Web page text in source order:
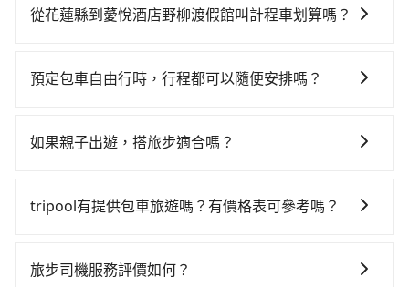
車花費約5,200元、車程約225分鐘。抵達高鐵站後，步
站，每人票價40元，再用15分鐘出站、等待車站前排班
加上轉車時間共5小時24分鐘，假設一人獨行，交通費總
時要叫小黃的難度是雙北大城市的200倍。縱使幸運攔到
tripool並到府專車接送，則僅需花費約5,760元，費時3
時不需要閉目養神（因為要自己開車），最重要的是你
$115~205承租小轎車，每公里再額外加收$3.2，從花蓮
達目的地後多久原路返回），雖已將eTag和可能的每小
車型，如Toyota Yaris、Prius C、Vios這類乘坐體驗較
況，打開車門才發現仍有上一組乘客遺留的垃圾或者撞
從花蓮縣到薆悅酒店野柳渡假館叫計程車划算嗎？
灣大車隊，如果在路邊攔不到車，也可考慮打電話至附
約為3,990~6,000元間，若改選tripool的專車服務可再
雙北的0.5%，也就是說要臨時叫到小黃的難度是台北或
客人。它們通常只在特定地點等候，或者必須透過叫車
預定包車自由行時，行程都可以隨便安排嗎？
沒有到達海拔1500公里以上的山區，行程都是可以依照
如果親子出遊，搭旅步適合嗎？
椅及兒童用增高墊供您選購(租借300元/個)，讓您和孩子
tripool有提供包車旅遊嗎？有價格表可參考嗎？
的包車旅遊，從單純的單趟接送到算時間的計時包車都
旅步司機服務評價如何？